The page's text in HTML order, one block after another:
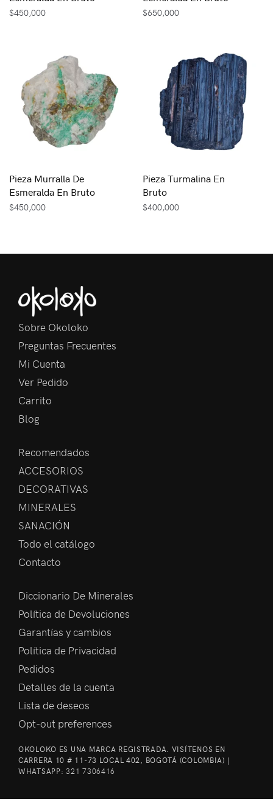
$450,000 $650,000
Pieza Murralla De
Esmeralda En Bruto
$450,000
Pieza Turmalina En
Bruto
$400,000
Sobre Okoloko
Preguntas Frecuentes
Mi Cuenta
Ver Pedido
Carrito
Blog
Recomendados
ACCESORIOS
DECORATIVAS
MINERALES
SANACIÓN
Todo el catálogo
Contacto
Diccionario De Minerales
Política de Devoluciones
Garantías y cambios
Política de Privacidad
Pedidos
Detalles de la cuenta
Lista de deseos
Opt-out preferences
OKOLOKO ES UNA MARCA REGISTRADA. VISÍTENOS EN
CARRERA 10 # 11-73 LOCAL 402, BOGOTÁ (COLOMBIA) |
WHATSAPP:321 7306416